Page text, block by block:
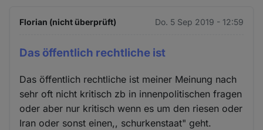
Florian (nicht überprüft) Do. 5 Sep 2019 - 12:59
Das öffentlich rechtliche ist
Das öffentlich rechtliche ist meiner Meinung nach
sehr oft nicht kritisch zb in innenpolitischen fragen
oder aber nur kritisch wenn es um den riesen oder
Iran oder sonst einen,, schurkenstaat" geht.